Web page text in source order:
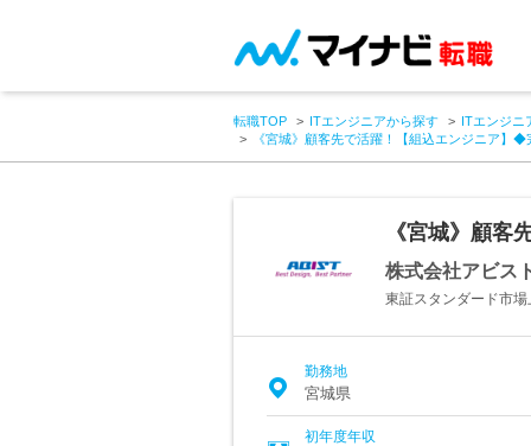
転職TOP ITエンジニアから探す
ITエンジニ
《宮城》顧客先で活躍！【組込エンジニア】
《宮城》顧
株式会社アビス
東証スタンダード市
勤務地
宮城県
初年度年収